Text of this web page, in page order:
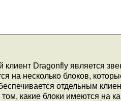
Dragonfly является
на несколько блоков,
отдельным
какие блоки имеются на